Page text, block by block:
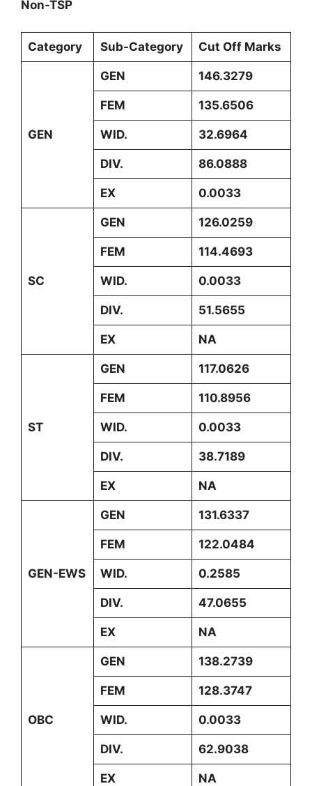
Non-TSP
Category Sub-Category Cut Off Marks
GEN
GEN 146.3279
FEM 135.6506
WID. 32.6964
DIV. 86.0888
EX 0.0033
SC
GEN 126.0259
FEM 114.4693
WID. 0.0033
DIV. 51.5655
EX NA
ST
GEN 117.0626
FEM 110.8956
WID. 0.0033
DIV. 38.7189
EX NA
GEN-EWS
GEN 131.6337
FEM 122.0484
WID. 0.2585
DIV. 47.0655
EX NA
OBC
GEN 138.2739
FEM 128.3747
WID. 0.0033
DIV. 62.9038
EX NA